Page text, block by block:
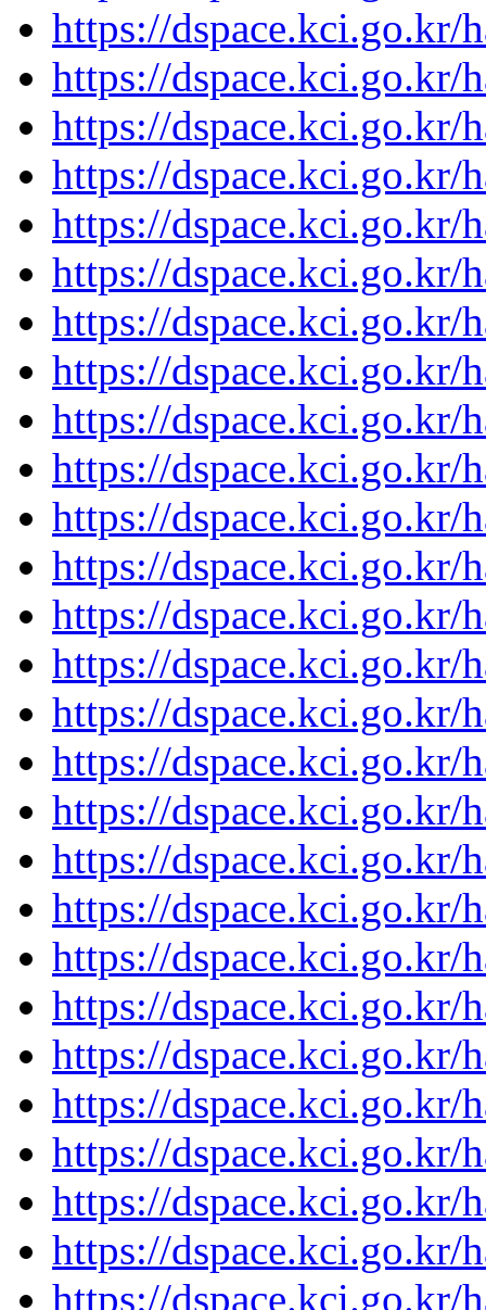
https://dspace.kci.go.kr/
https://dspace.kci.go.kr/
https://dspace.kci.go.kr/
https://dspace.kci.go.kr/
https://dspace.kci.go.kr/
https://dspace.kci.go.kr/
https://dspace.kci.go.kr/
https://dspace.kci.go.kr/
https://dspace.kci.go.kr/
https://dspace.kci.go.kr/
https://dspace.kci.go.kr/
https://dspace.kci.go.kr/
https://dspace.kci.go.kr/
https://dspace.kci.go.kr/
https://dspace.kci.go.kr/
https://dspace.kci.go.kr/
https://dspace.kci.go.kr/
https://dspace.kci.go.kr/
https://dspace.kci.go.kr/
https://dspace.kci.go.kr/
https://dspace.kci.go.kr/
https://dspace.kci.go.kr/
https://dspace.kci.go.kr/
https://dspace.kci.go.kr/
https://dspace.kci.go.kr/
https://dspace.kci.go.kr/
https://dspace.kci.go.kr/